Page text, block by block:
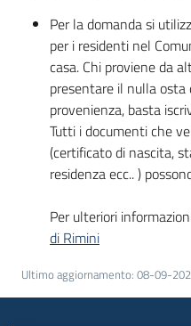
Per la domanda si
per i residenti nel
casa. Chi proviene da
presentare il nulla osta
provenienza, basta
Tutti i documenti che
(certificato di nascita,
residenza ecc.. )
Per ulteriori
di Rimini
Ultimo aggiornamento: 08-09-